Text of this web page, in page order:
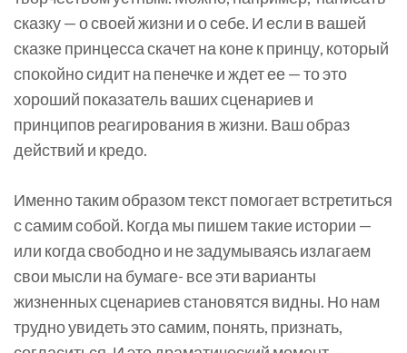
сказку — о своей жизни и о себе. И если в вашей
сказке принцесса скачет на коне к принцу, который
спокойно сидит на пенечке и ждет ее — то это
хороший показатель ваших сценариев и
принципов реагирования в жизни. Ваш образ
действий и кредо.
Именно таким образом текст помогает встретиться
с самим собой. Когда мы пишем такие истории —
или когда свободно и не задумываясь излагаем
свои мысли на бумаге- все эти варианты
жизненных сценариев становятся видны. Но нам
трудно увидеть это самим, понять, признать,